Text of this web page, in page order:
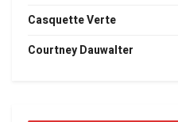
Casquette Verte
Courtney Dauwalter